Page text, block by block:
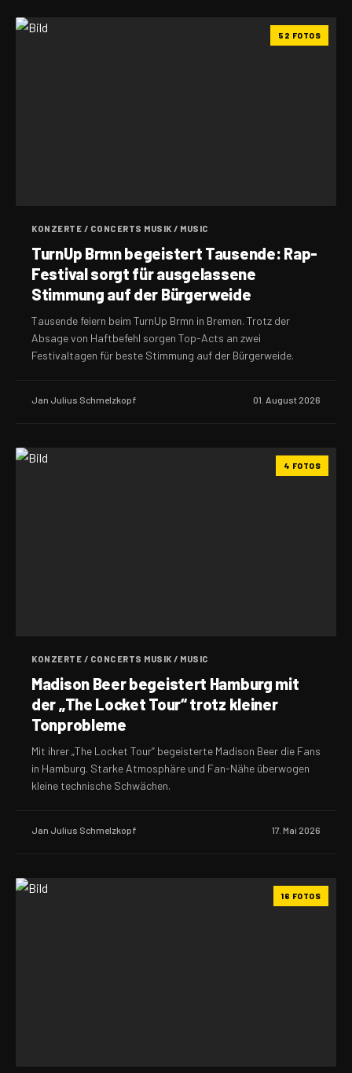
52 FOTOS
KONZERTE / CONCERTS MUSIK / MUSIC
TurnUp Brmn begeistert Tausende: Rap-
Festival sorgt für ausgelassene
Stimmung auf der Bürgerweide
Tausende feiern beim TurnUp Brmn in Bremen. Trotz der
Absage von Haftbefehl sorgen Top-Acts an zwei
Festivaltagen für beste Stimmung auf der Bürgerweide.
Jan Julius Schmelzkopf 01. August 2026
4 FOTOS
KONZERTE / CONCERTS MUSIK / MUSIC
Madison Beer begeistert Hamburg mit
der „The Locket Tour“ trotz kleiner
Tonprobleme
Mit ihrer „The Locket Tour“ begeisterte Madison Beer die Fans
in Hamburg. Starke Atmosphäre und Fan-Nähe überwogen
kleine technische Schwächen.
Jan Julius Schmelzkopf 17. Mai 2026
16 FOTOS